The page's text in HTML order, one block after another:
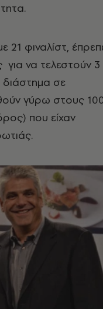
21 φιναλίστ,
για να τελεστούν 3
διάστημα σε
γύρω στους
που είχαν